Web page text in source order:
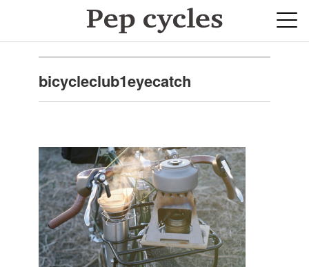
bicycleclub1eyecatch